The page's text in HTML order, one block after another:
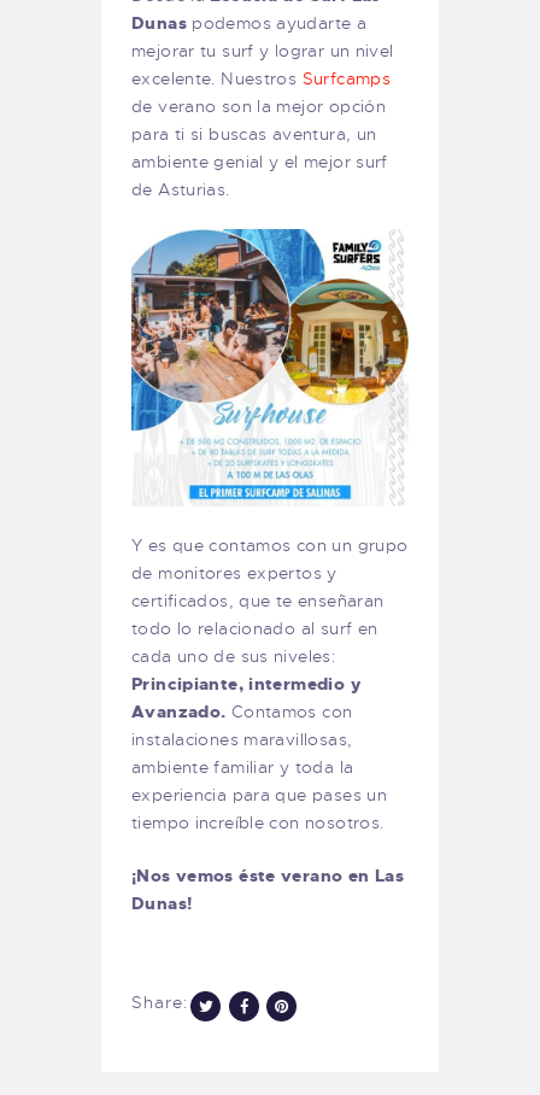
Dunaspodemos ayudarte a
mejorar tu surf y lograr un nivel
excelente. Nuestros Surfcamps
de verano son la mejor opción
para ti si buscas aventura, un
ambiente genial y el mejor surf
de Asturias.
Y es que contamos con un grupo
de monitores expertos y
certificados, que te enseñaran
todo lo relacionado al surf en
cada uno de sus niveles:
Principiante, intermedio y
Avanzado. Contamos con
instalaciones maravillosas,
ambiente familiar y toda la
experiencia para que pases un
tiempo increíble con nosotros.
¡Nos vemos éste verano en Las
Dunas!
Share: